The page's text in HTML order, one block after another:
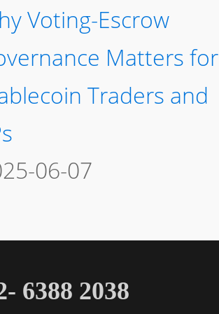
Voting-Escrow
Matters for
Traders and
06-07
6388 2038